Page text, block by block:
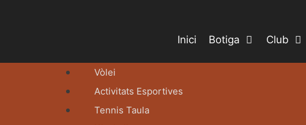
Inici Botiga Club
Vòlei
Activitats Esportives
Tennis Taula